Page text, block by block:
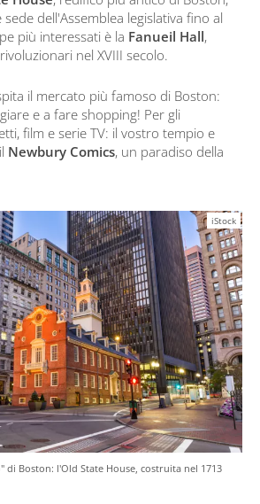
dell'Assemblea legislativa fino al
più interessati è la Fanueil Hall,
nel XVIII secolo.
il mercato più famoso di Boston:
e a fare shopping! Per gli
film e serie TV: il vostro tempio e
Newbury Comics, un paradiso della
iStock
di Boston: l'Old State House, costruita nel 1713